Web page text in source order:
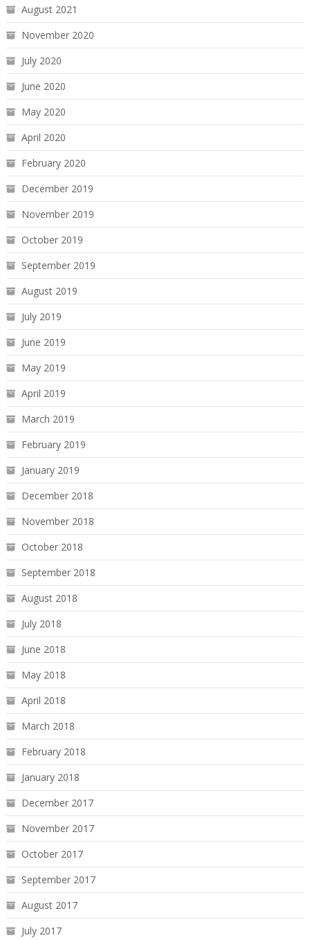
August 2021
November 2020
July 2020
June 2020
May 2020
April 2020
February 2020
December 2019
November 2019
October 2019
September 2019
August 2019
July 2019
June 2019
May 2019
April 2019
March 2019
February 2019
January 2019
December 2018
November 2018
October 2018
September 2018
August 2018
July 2018
June 2018
May 2018
April 2018
March 2018
February 2018
January 2018
December 2017
November 2017
October 2017
September 2017
August 2017
July 2017